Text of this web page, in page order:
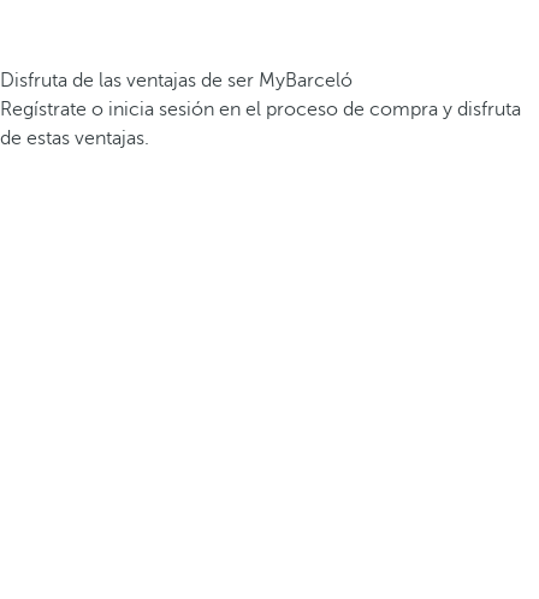
Disfruta de las ventajas de ser MyBarceló
Regístrate o inicia sesión en el proceso de compra y disfruta
de estas ventajas.